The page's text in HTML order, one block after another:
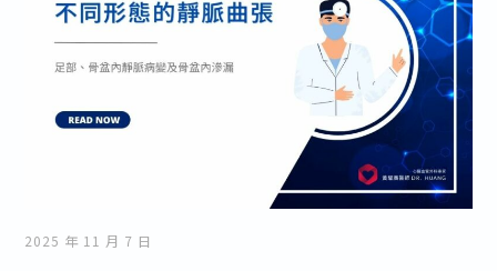
2025 年 11 月 7 日